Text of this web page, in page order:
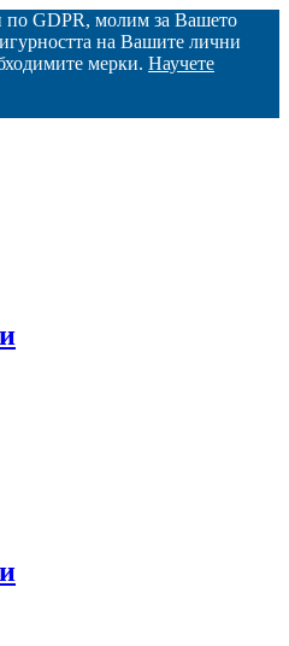
по GDPR, молим за Вашето
на Вашите лични
мерки. Научете